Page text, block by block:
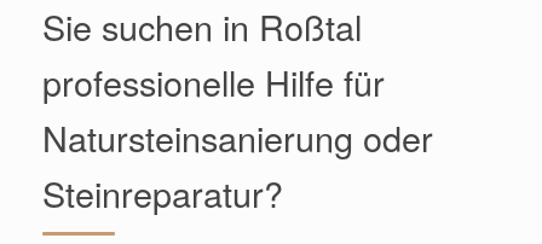
Sie suchen in Roßtal
professionelle Hilfe für
Natursteinsanierung oder
Steinreparatur?